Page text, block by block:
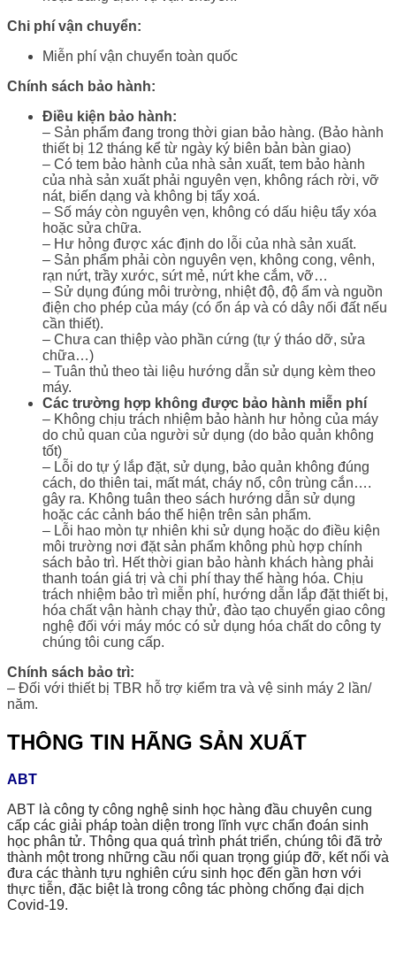
Chi phí vận chuyển:
Miễn phí vận chuyển toàn quốc
Chính sách bảo hành:
Điều kiện bảo hành:
– Sản phẩm đang trong thời gian bảo hàng. (Bảo hành
thiết bị 12 tháng kể từ ngày ký biên bản bàn giao)
– Có tem bảo hành của nhà sản xuất, tem bảo hành
của nhà sản xuất phải nguyên vẹn, không rách rời, vỡ
nát, biến dạng và không bị tẩy xoá.
– Số máy còn nguyên vẹn, không có dấu hiệu tẩy xóa
hoặc sửa chữa.
– Hư hỏng được xác định do lỗi của nhà sản xuất.
– Sản phẩm phải còn nguyên vẹn, không cong, vênh,
rạn nứt, trầy xước, sứt mẻ, nứt khe cắm, vỡ…
– Sử dụng đúng môi trường, nhiệt độ, độ ẩm và nguồn
điện cho phép của máy (có ổn áp và có dây nối đất nếu
cần thiết).
– Chưa can thiệp vào phần cứng (tự ý tháo dỡ, sửa
chữa…)
– Tuân thủ theo tài liệu hướng dẫn sử dụng kèm theo
máy.
Các trường hợp không được bảo hành miễn phí
– Không chịu trách nhiệm bảo hành hư hỏng của máy
do chủ quan của người sử dụng (do bảo quản không
tốt)
– Lỗi do tự ý lắp đặt, sử dụng, bảo quản không đúng
cách, do thiên tai, mất mát, cháy nổ, côn trùng cắn….
gây ra. Không tuân theo sách hướng dẫn sử dụng
hoặc các cảnh báo thể hiện trên sản phẩm.
– Lỗi hao mòn tự nhiên khi sử dụng hoặc do điều kiện
môi trường nơi đặt sản phẩm không phù hợp chính
sách bảo trì. Hết thời gian bảo hành khách hàng phải
thanh toán giá trị và chi phí thay thế hàng hóa. Chịu
trách nhiệm bảo trì miễn phí, hướng dẫn lắp đặt thiết bị,
hóa chất vận hành chạy thử, đào tạo chuyển giao công
nghệ đối với máy móc có sử dụng hóa chất do công ty
chúng tôi cung cấp.
Chính sách bảo trì:
– Đối với thiết bị TBR hỗ trợ kiểm tra và vệ sinh máy 2 lần/
năm.
THÔNG TIN HÃNG SẢN XUẤT
ABT
ABT là công ty công nghệ sinh học hàng đầu chuyên cung
cấp các giải pháp toàn diện trong lĩnh vực chẩn đoán sinh
học phân tử. Thông qua quá trình phát triển, chúng tôi đã trở
thành một trong những cầu nối quan trọng giúp đỡ, kết nối và
đưa các thành tựu nghiên cứu sinh học đến gần hơn với
thực tiễn, đặc biệt là trong công tác phòng chống đại dịch
Covid-19.